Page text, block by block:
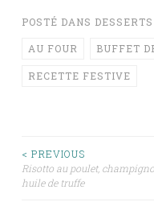
POSTÉ DANS DESSERTS
AU FOUR BUFFET
RECETTE FESTIVE
Navigation
des
< PREVIOUS
Risotto au poulet,
huile de truffe